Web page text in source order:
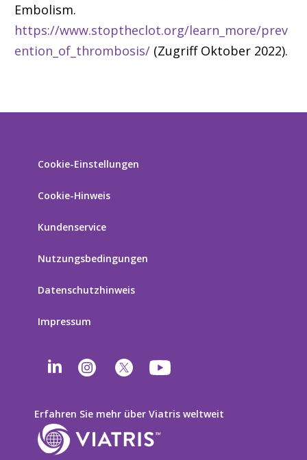
Embolism.
https://www.stoptheclot.org/learn_more/prev
ention_of_thrombosis/ (Zugriff Oktober 2022).
Cookie-Einstellungen
Cookie-Hinweis
Kundenservice
Nutzungsbedingungen
Datenschutzhinweis
Impressum
Erfahren Sie mehr über Viatris weltweit